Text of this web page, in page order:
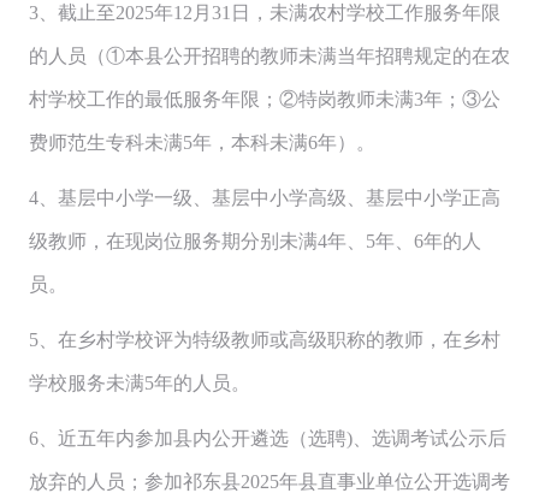
3、截止至2025年12月31日，未满农村学校工作服务年限
的人员（①本县公开招聘的教师未满当年招聘规定的在农
村学校工作的最低服务年限；②特岗教师未满3年；③公
费师范生专科未满5年，本科未满6年）。
4、基层中小学一级、基层中小学高级、基层中小学正高
级教师，在现岗位服务期分别未满4年、5年、6年的人
员。
5、在乡村学校评为特级教师或高级职称的教师，在乡村
学校服务未满5年的人员。
6、近五年内参加县内公开遴选（选聘)、选调考试公示后
放弃的人员；参加祁东县2025年县直事业单位公开选调考